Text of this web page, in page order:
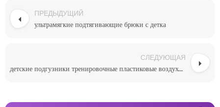
ПРЕДЫДУЩИЙ
ультрамягкие подтягивающие брюки с детка
СЛЕДУЮЩАЯ
детские подгузники тренировочные пластиковые воздухопроницаемые брюки